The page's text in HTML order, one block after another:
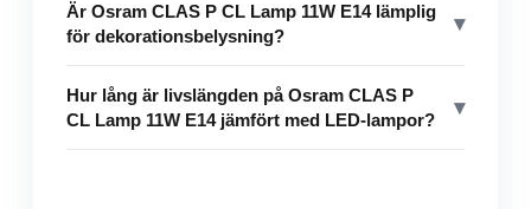
Är Osram CLAS P CL Lamp 11W E14 lämplig
för dekorationsbelysning?
▾
Hur lång är livslängden på Osram CLAS P
CL Lamp 11W E14 jämfört med LED-lampor?
▾